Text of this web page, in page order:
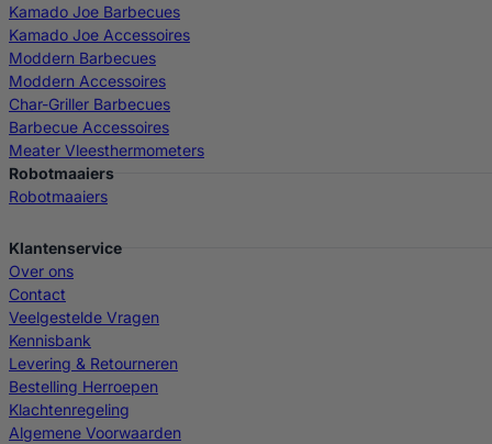
Kamado Joe Barbecues
Kamado Joe Accessoires
Moddern Barbecues
Moddern Accessoires
Char-Griller Barbecues
Barbecue Accessoires
Meater Vleesthermometers
Robotmaaiers
Robotmaaiers
Klantenservice
Over ons
Contact
Veelgestelde Vragen
Kennisbank
Levering & Retourneren
Bestelling Herroepen
Klachtenregeling
Algemene Voorwaarden